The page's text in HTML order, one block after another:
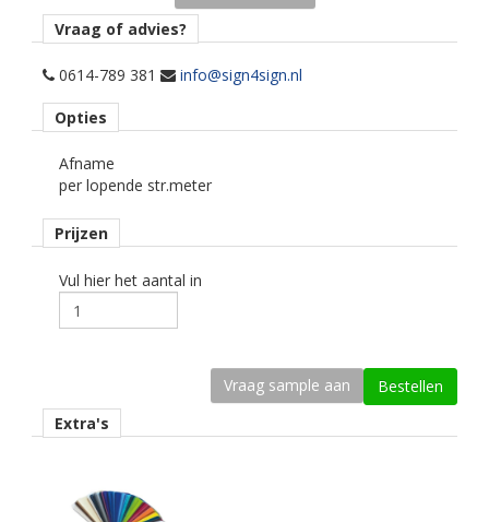
per losse strekkende meter.
Materiaaltype
kenmerk belijming
permanent, transparant, solvent, micro kanaaltjes,
herpostioneerbaar.
Ondergrond
gebogen.
Dikte
110 mu.
Rugpapier
Maximale krimp (mm)
Vraag of advies?
0614-789 381 info@sign4sign.nl
Opties
Afname
per lopende str.meter
Prijzen
Vul hier het aantal in
Extra's